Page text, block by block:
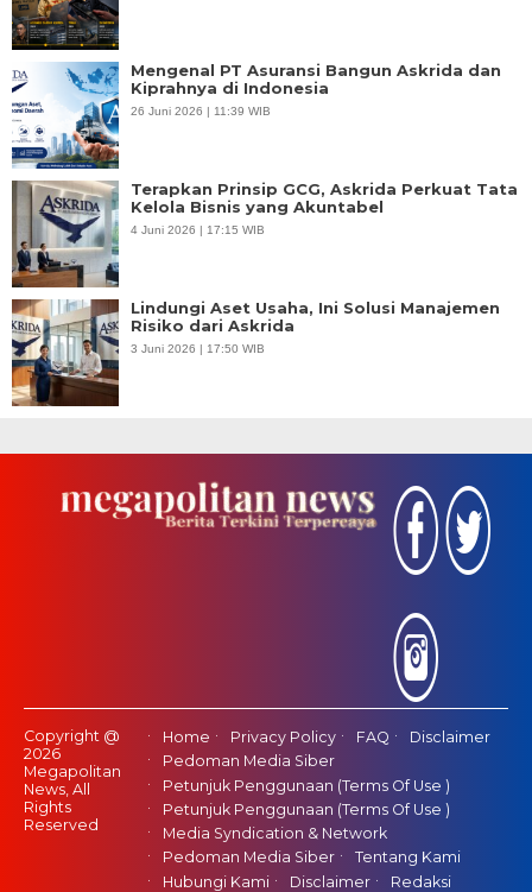
Mengenal PT Asuransi Bangun Askrida dan
Kiprahnya di Indonesia
26 Juni 2026 | 11:39 WIB
Terapkan Prinsip GCG, Askrida Perkuat Tata
Kelola Bisnis yang Akuntabel
4 Juni 2026 | 17:15 WIB
Lindungi Aset Usaha, Ini Solusi Manajemen
Risiko dari Askrida
3 Juni 2026 | 17:50 WIB
Copyright @
2026
Megapolitan
News, All
Rights
Reserved
Home Privacy Policy FAQ
Disclaimer
Pedoman Media Siber
Petunjuk Penggunaan (Terms Of Use )
Petunjuk Penggunaan (Terms Of Use )
Media Syndication & Network
Pedoman Media Siber
Tentang Kami
Hubungi Kami
Disclaimer Redaksi